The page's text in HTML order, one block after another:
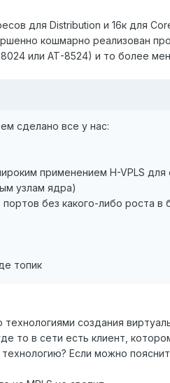
для Distribution и 16к для
кошмарно реализован
или АТ-8524) и то более
сделано все у нас:
применением H-VPLS
узлам ядра)
без какого-либо роста в
топик
создания
то в сети есть клиент,
Если можно